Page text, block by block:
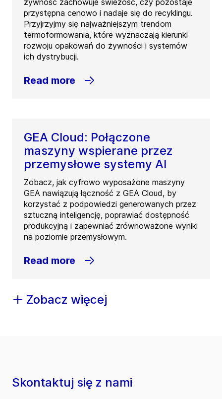
żywność zachowuje świeżość, czy pozostaje
przystępna cenowo i nadaje się do recyklingu.
Przyjrzyjmy się najważniejszym trendom
termoformowania, które wyznaczają kierunki
rozwoju opakowań do żywności i systemów
ich dystrybucji.
Read more
GEA Cloud: Połączone
maszyny wspierane przez
przemysłowe systemy AI
Zobacz, jak cyfrowo wyposażone maszyny
GEA nawiązują łączność z GEA Cloud, by
korzystać z podpowiedzi generowanych przez
sztuczną inteligencję, poprawiać dostępność
produkcyjną i zapewniać zrównoważone wyniki
na poziomie przemysłowym.
Read more
Zobacz więcej
Skontaktuj się z nami